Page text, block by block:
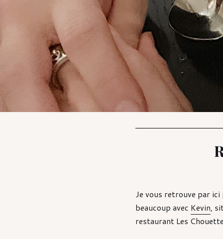
Je vous retrouve par
beaucoup avec Kevin,
restaurant Les